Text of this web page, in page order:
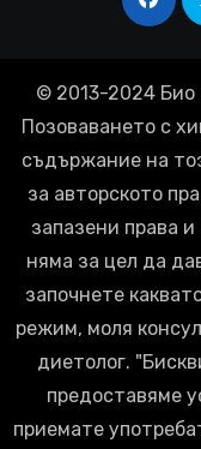
© 2013-2024 Био
Позоваването с
съдържание на
за авторското
запазени права
няма за цел да
започнете
режим, моля
диетолог.
предоставяме
приемате